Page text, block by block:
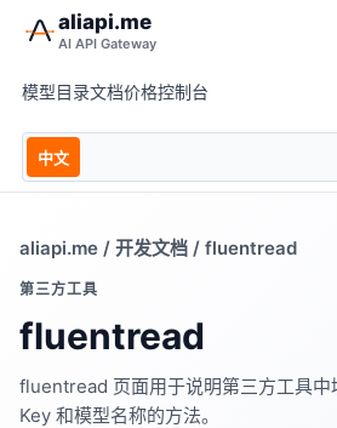
aliapi.me
AI API Gateway
模型目录文档价格控制台
中文
aliapi.me / 开发文档 / fluentread
第三方工具
fluentread
fluentread 页面用于说明第三方工具中
Key 和模型名称的方法。